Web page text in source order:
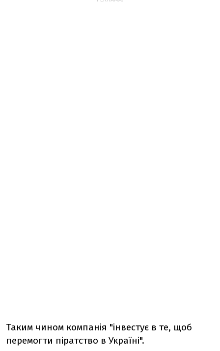
Таким чином компанія "інвестує в те, щоб
перемогти піратство в Україні".